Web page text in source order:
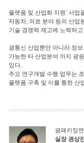
플랫폼 및 산업화 지원’ 사
자동차, 의료 분야 등의 산업
기술 경쟁력 제고에 노력하
광통신 산업뿐만 아니라 정
가능한 타 산업분야 까지 광
있다.
주요 연구개발 수행 업무는
플랫폼 구축 및 이를 통한 산
광패키징
실장 권상